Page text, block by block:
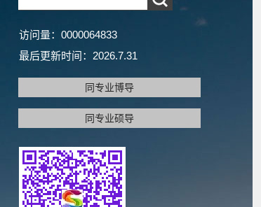
访问量： 0000064833
最后更新时间： 2026.7.31
同专业博导
同专业硕导